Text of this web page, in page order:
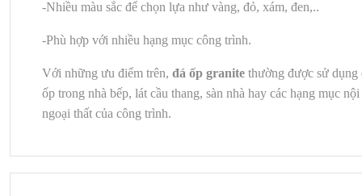
-Nhiều màu sắc để chọn lựa như vàng, đỏ, xám, đen,..
-Phù hợp với nhiều hạng mục công trình.
Với những ưu điểm trên, đá ốp granite thường được sử dụng
ốp trong nhà bếp, lát cầu thang, sàn nhà hay các hạng mục nội
ngoại thất của công trình.